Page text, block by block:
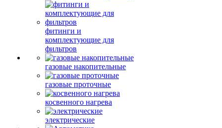
фитинги и
комплектующие для
фильтров
газовые накопительные
газовые проточные
косвенного нагрева
электрические